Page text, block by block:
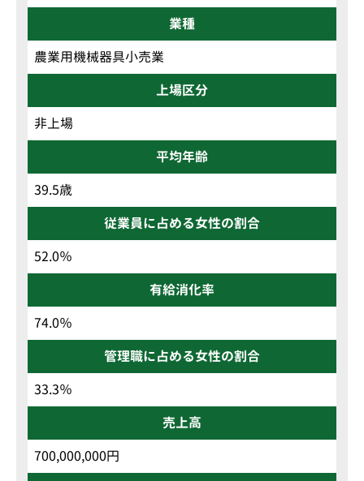
業種
農業用機械器具小売業
上場区分
非上場
平均年齢
39.5歳
従業員に占める女性の割合
52.0％
有給消化率
74.0％
管理職に占める女性の割合
33.3％
売上高
700,000,000円